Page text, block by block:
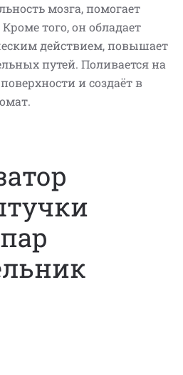
мозга, помогает
того, он обладает
действием, повышает
путей. Поливается на
и создаёт в